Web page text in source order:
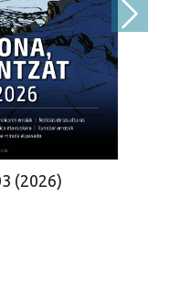
(2026)